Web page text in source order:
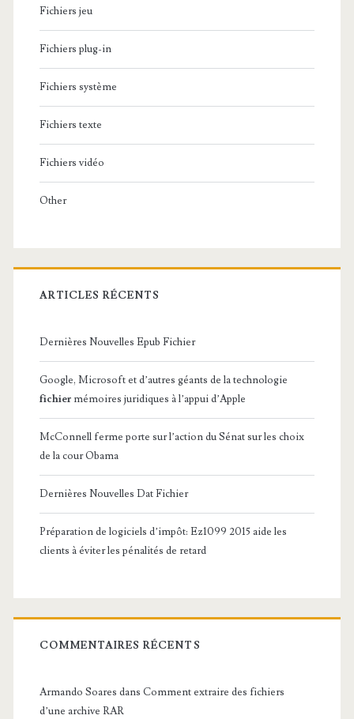
Fichiers jeu
Fichiers plug-in
Fichiers système
Fichiers texte
Fichiers vidéo
Other
ARTICLES RÉCENTS
Dernières Nouvelles Epub Fichier
Google, Microsoft et d’autres géants de la technologie
fichier mémoires juridiques à l’appui d’Apple
McConnell ferme porte sur l’action du Sénat sur les choix
de la cour Obama
Dernières Nouvelles Dat Fichier
Préparation de logiciels d’impôt: Ez1099 2015 aide les
clients à éviter les pénalités de retard
COMMENTAIRES RÉCENTS
Armando Soares dans Comment extraire des fichiers
d’une archive RAR